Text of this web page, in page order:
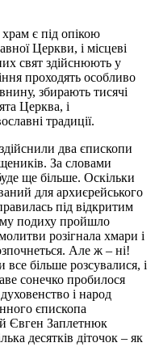
є під опікою
Церкви, і місцеві
свят здійснюють у
проходять особливо
збирають тисячі
Церква, і
традиції.
два єпископи
За словами
ще більше. Оскільки
для архиєрейського
під відкритим
подиху пройшло
розігнала хмари і
Але ж – ні!
більше розсувалися, і
сонечко пробилося
і народ
єпископа
Євген Заплетнюк
десятків діточок – як